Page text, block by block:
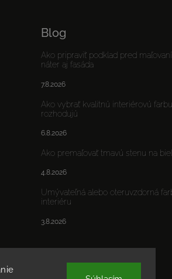
Blog
Ako pripraviť podklad pred
náter aj fasáda
7.8.2026
Ako vybrať kvalitnú interiérovú
rozhodujú
6.8.2026
Ako premaľovať tmavú stenu na
4.8.2026
Umývateľná alebo oteruvzdorná
interiéru
3.8.2026